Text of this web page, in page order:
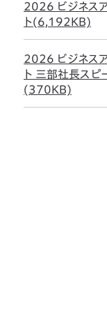
2026 ビジネス
ト(6,192KB)
2026 ビジネス
ト 三部社長スピ
(370KB)